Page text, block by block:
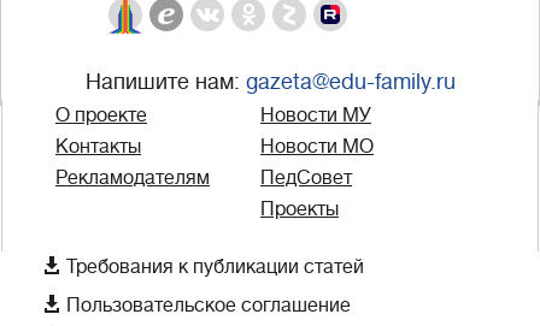
Напишите нам: gazeta@edu-family.ru
О проекте
Контакты
Рекламодателям
Новости МУ
Новости МО
ПедСовет
Проекты
 Требования к публикации статей
 Пользовательское соглашение